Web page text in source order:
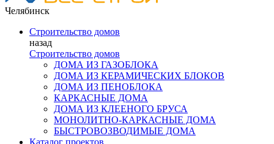
Челябинск
Строительство домов
назад
Строительство домов
ДОМА ИЗ ГАЗОБЛОКА
ДОМА ИЗ КЕРАМИЧЕСКИХ БЛОКОВ
ДОМА ИЗ ПЕНОБЛОКА
КАРКАСНЫЕ ДОМА
ДОМА ИЗ КЛЕЕНОГО БРУСА
МОНОЛИТНО-КАРКАСНЫЕ ДОМА
БЫСТРОВОЗВОДИМЫЕ ДОМА
Каталог проектов